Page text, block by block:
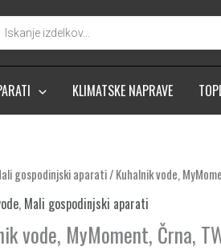
KLIMATSKE NAPRAVE
gospodinjski aparati/ Kuhalnik vode,
, Mali gospodinjski aparati
vode, MyMoment, Črna,